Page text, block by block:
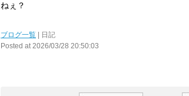
ねぇ？
ブログ一覧 | 日記
Posted at 2026/03/28 20:50:03